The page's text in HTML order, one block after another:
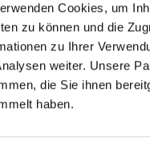
Cookies, um
zu können und die
zu Ihrer
weiter. Unsere
die Sie ihnen
haben.